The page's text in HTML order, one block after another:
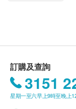
訂購一經確
三者及／或
如有爭議，
訂購及查詢
3151
星期一至六早上9時至晚上